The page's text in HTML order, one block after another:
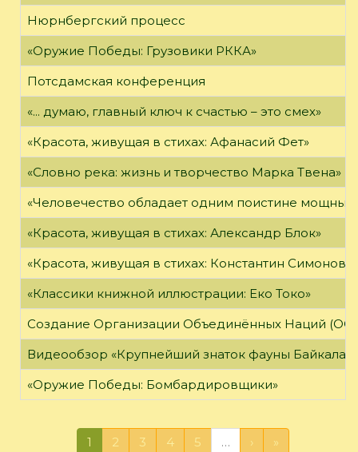
Нюрнбергский процесс
«Оружие Победы: Грузовики РККА»
Потсдамская конференция
«... думаю, главный ключ к счастью – это смех»
«Красота, живущая в стихах: Афанасий Фет»
«Словно река: жизнь и творчество Марка Твена»
«Человечество обладает одним поистине
«Красота, живущая в стихах: Александр Блок»
«Красота, живущая в стихах: Константин Симонов»
«Классики книжной иллюстрации: Еко Токо»
Создание Организации Объединённых Наций
Видеообзор «Крупнейший знаток фауны Байкала»
«Оружие Победы: Бомбардировщики»
1 2 3 4 5 … › »